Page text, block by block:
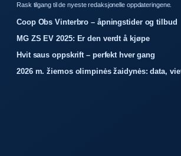
Rask tilgang til de nyeste redaksjonelle oppdateringene.
Coop Obs Vinterbro – åpningstider og tilbud
MG ZS EV 2025: Er den verdt å kjøpe
Hvit saus oppskrift – perfekt hver gang
2026 m. žiemos olimpinės žaidynės: data,